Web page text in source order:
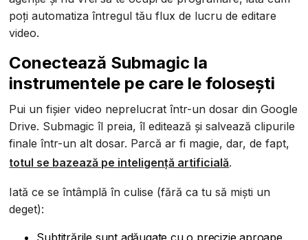
poți automatiza întregul tău flux de lucru de editare
video.
Conectează Submagic la
instrumentele pe care le folosești
Pui un fișier video neprelucrat într-un dosar din Google
Drive. Submagic îl preia, îl editează și salvează clipurile
finale într-un alt dosar. Parcă ar fi magie, dar, de fapt,
totul se bazează pe inteligență artificială.
Iată ce se întâmplă în culise (fără ca tu să miști un
deget):